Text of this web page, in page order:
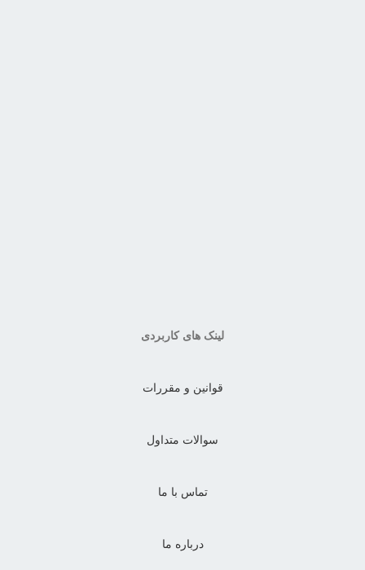
لینک های کاربردی
قوانین و مقررات
سوالات متداول
تماس با ما
درباره ما